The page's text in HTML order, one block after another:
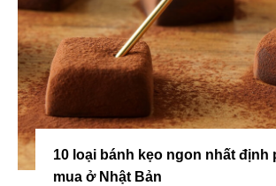
10 loại bánh kẹo ngon nhất định
mua ở Nhật Bản